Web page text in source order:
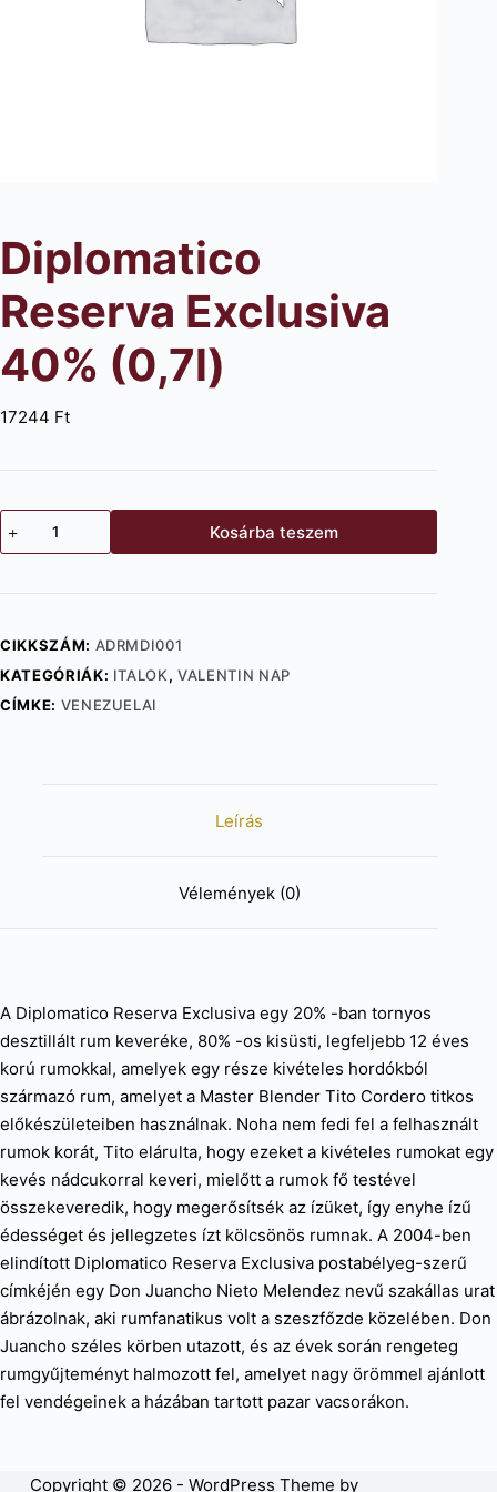
Diplomatico
Reserva Exclusiva
40% (0,7l)
17244 Ft
Diplomatico
Reserva
mennyiség
Kosárba teszem
CIKKSZÁM: ADRMDI001
KATEGÓRIÁK: ITALOK,VALENTIN NAP
CÍMKE: VENEZUELAI
Leírás
Vélemények (0)
A Diplomatico Reserva Exclusiva egy 20% -ban tornyos
desztillált rum keveréke, 80% -os kisüsti, legfeljebb 12 éves
korú rumokkal, amelyek egy része kivételes hordókból
származó rum, amelyet a Master Blender Tito Cordero titkos
előkészületeiben használnak. Noha nem fedi fel a felhasznált
rumok korát, Tito elárulta, hogy ezeket a kivételes rumokat egy
kevés nádcukorral keveri, mielőtt a rumok fő testével
összekeveredik, hogy megerősítsék az ízüket, így enyhe ízű
édességet és jellegzetes ízt kölcsönös rumnak. A 2004-ben
elindított Diplomatico Reserva Exclusiva postabélyeg-szerű
címkéjén egy Don Juancho Nieto Melendez nevű szakállas urat
ábrázolnak, aki rumfanatikus volt a szeszfőzde közelében. Don
Juancho széles körben utazott, és az évek során rengeteg
rumgyűjteményt halmozott fel, amelyet nagy örömmel ajánlott
fel vendégeinek a házában tartott pazar vacsorákon.
Copyright © 2026 - WordPress Theme by